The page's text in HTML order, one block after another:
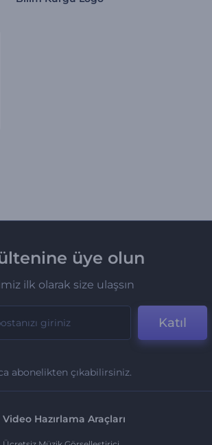
üye olun
ilk olarak size ulaşsın
Katıl
abonelikten çıkabilirsiniz.
Video Hazırlama Araçları